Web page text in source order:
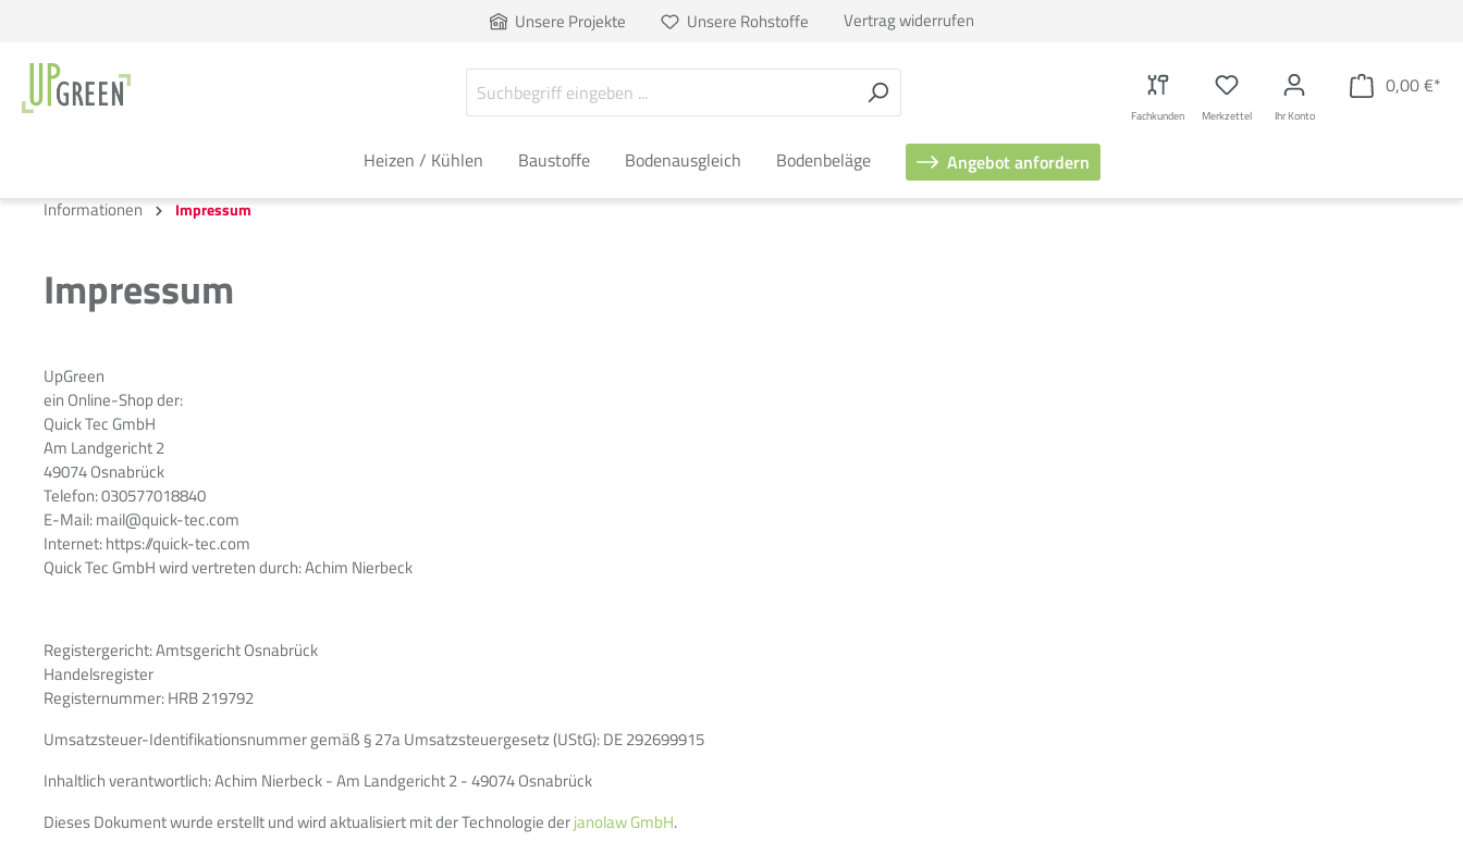
Unsere Projekte Unsere Rohstoffe Vertrag widerrufen
Fachkunden Merkzettel Ihr Konto
0,00 €*
Heizen / Kühlen Baustoffe Bodenausgleich Bodenbeläge Angebot anfordern
Informationen Impressum
Impressum
UpGreen
ein Online-Shop der:
Quick Tec GmbH
Am Landgericht 2
49074 Osnabrück
Telefon: 030577018840
E-Mail: mail@quick-tec.com
Internet: https://quick-tec.com
Quick Tec GmbH wird vertreten durch: Achim Nierbeck
Registergericht: Amtsgericht Osnabrück
Handelsregister
Registernummer: HRB 219792
Umsatzsteuer-Identifikationsnummer gemäß § 27a Umsatzsteuergesetz (UStG): DE 292699915
Inhaltlich verantwortlich: Achim Nierbeck - Am Landgericht 2 - 49074 Osnabrück
Dieses Dokument wurde erstellt und wird aktualisiert mit der Technologie derjanolaw GmbH.